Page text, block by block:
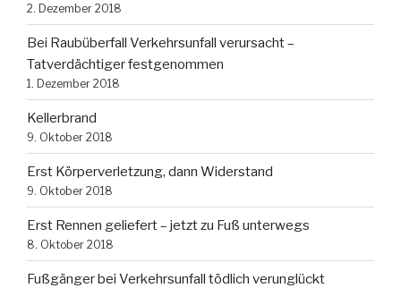
2. Dezember 2018
Bei Raubüberfall Verkehrsunfall verursacht –
Tatverdächtiger festgenommen
1. Dezember 2018
Kellerbrand
9. Oktober 2018
Erst Körperverletzung, dann Widerstand
9. Oktober 2018
Erst Rennen geliefert – jetzt zu Fuß unterwegs
8. Oktober 2018
Fußgänger bei Verkehrsunfall tödlich verunglückt